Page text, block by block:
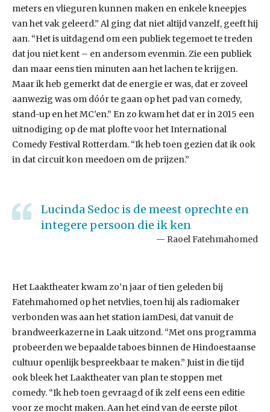
meters en vlieguren kunnen maken en enkele kneepjes
van het vak geleerd.” Al ging dat niet altijd vanzelf, geeft hij
aan. “Het is uitdagend om een publiek tegemoet te treden
dat jou niet kent – en andersom evenmin. Zie een publiek
dan maar eens tien minuten aan het lachen te krijgen.
Maar ik heb gemerkt dat de energie er was, dat er zoveel
aanwezig was om dóór te gaan op het pad van comedy,
stand-up en het MC’en.” En zo kwam het dat er in 2015 een
uitnodiging op de mat plofte voor het International
Comedy Festival Rotterdam. “Ik heb toen gezien dat ik ook
in dat circuit kon meedoen om de prijzen.”
Lucinda Sedoc is de meest oprechte en
integere persoon die ik ken
Raoel Fatehmahomed
Het Laaktheater kwam zo’n jaar of tien geleden bij
Fatehmahomed op het netvlies, toen hij als radiomaker
verbonden was aan het station iamDesi, dat vanuit de
brandweerkazerne in Laak uitzond. “Met ons programma
probeerden we bepaalde taboes binnen de Hindoestaanse
cultuur openlijk bespreekbaar te maken.” Juist in die tijd
ook bleek het Laaktheater van plan te stoppen met
comedy. “Ik heb toen gevraagd of ik zelf eens een editie
voor ze mocht maken. Aan het eind van de eerste pilot